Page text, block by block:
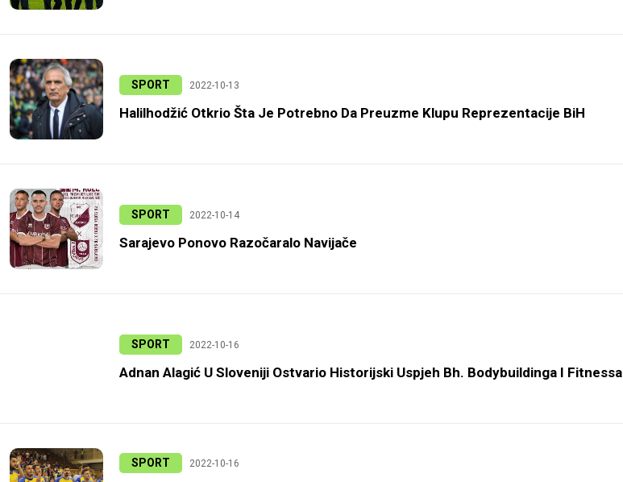
SPORT 2022-10-13
Halilhodžić Otkrio Šta Je Potrebno Da Preuzme Klupu Reprezentacije BiH
SPORT 2022-10-14
Sarajevo Ponovo Razočaralo Navijače
SPORT 2022-10-16
Adnan Alagić U Sloveniji Ostvario Historijski Uspjeh Bh. Bodybuildinga I Fitnessa
SPORT 2022-10-16